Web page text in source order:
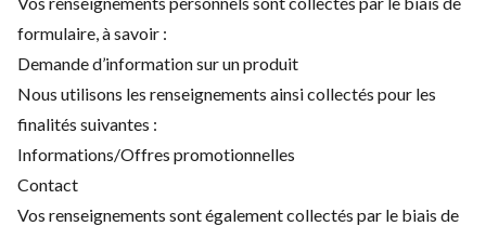
formulaire, à savoir :
Demande d’information sur un produit
Nous utilisons les renseignements ainsi collectés pour les
finalités suivantes :
Informations/Offres promotionnelles
Contact
Vos renseignements sont également collectés par le biais de